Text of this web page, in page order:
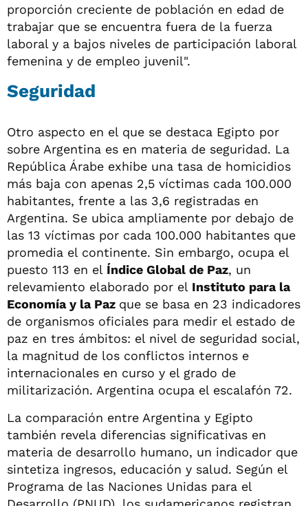
proporción creciente de población en edad de
trabajar que se encuentra fuera de la fuerza
laboral y a bajos niveles de participación laboral
femenina y de empleo juvenil".
Seguridad
Otro aspecto en el que se destaca Egipto por
sobre Argentina es en materia de seguridad. La
República Árabe exhibe una tasa de homicidios
más baja con apenas 2,5 víctimas cada 100.000
habitantes, frente a las 3,6 registradas en
Argentina. Se ubica ampliamente por debajo de
las 13 víctimas por cada 100.000 habitantes que
promedia el continente. Sin embargo, ocupa el
puesto 113 en el Índice Global de Paz, un
relevamiento elaborado por el Instituto para la
Economía y la Paz que se basa en 23 indicadores
de organismos oficiales para medir el estado de
paz en tres ámbitos: el nivel de seguridad social,
la magnitud de los conflictos internos e
internacionales en curso y el grado de
militarización. Argentina ocupa el escalafón 72.
La comparación entre Argentina y Egipto
también revela diferencias significativas en
materia de desarrollo humano, un indicador que
sintetiza ingresos, educación y salud. Según el
Programa de las Naciones Unidas para el